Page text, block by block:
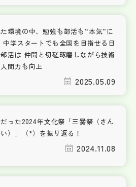
環境の中、勉強も部活も“本気”に
中学スタートでも全国を目指せる日
活は 仲間と切磋琢磨しながら技術
間力も向上
2025.05.09
った2024年文化祭「三黌祭（さん
）」（*）を振り返る！
2024.11.08